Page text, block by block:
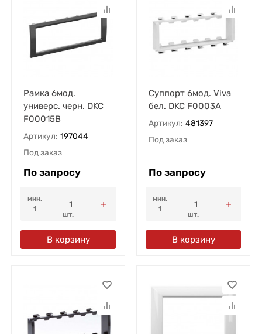
Рамка 6мод.
универс. черн. DKC
F00015B
Артикул: 197044
Под заказ
По запросу
мин.
1
шт.
В корзину
Суппорт 6мод. Viva
бел. DKC F0003A
Артикул: 481397
Под заказ
По запросу
мин.
1
шт.
В корзину